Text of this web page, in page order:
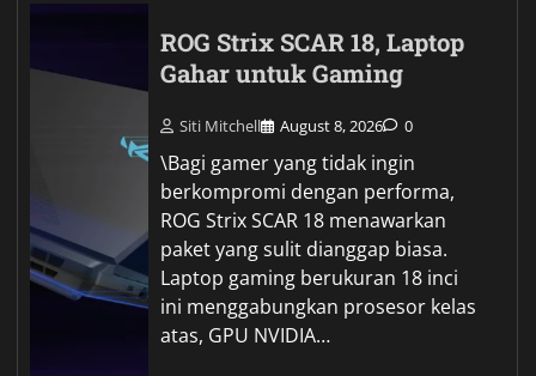
ROG Strix SCAR 18, Laptop
Gahar untuk Gaming
Siti Mitchell August 8, 2026 0
\Bagi gamer yang tidak ingin
berkompromi dengan performa,
ROG Strix SCAR 18 menawarkan
paket yang sulit dianggap biasa.
Laptop gaming berukuran 18 inci
ini menggabungkan prosesor kelas
atas, GPU NVIDIA…